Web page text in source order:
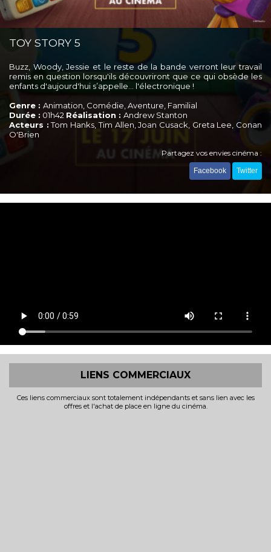
TOY STORY 5
Buzz, Woody, Jessie et le reste de la bande verront leur travail
remis en question lorsqu'ils découvriront que ce qui obsède les
enfants d'aujourd'hui s’appelle... l'électronique !
Genre : Animation, Comédie, Aventure, Familial
Durée : 01h42 Réalisation : Andrew Stanton
Acteurs :Tom Hanks, Tim Allen, Joan Cusack, Greta Lee, Conan
O'Brien
Partagez vos envies cinéma :
Facebook Twitter
LIENS COMMERCIAUX
Ces liens commerciaux sont totalement indépendants et sans lien avec les
offres et l'achat de place en ligne du cinéma.